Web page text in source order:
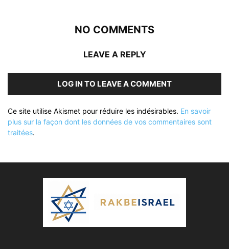
NO COMMENTS
LEAVE A REPLY
LOG IN TO LEAVE A COMMENT
Ce site utilise Akismet pour réduire les indésirables. En savoir
plus sur la façon dont les données de vos commentaires sont
traitées.